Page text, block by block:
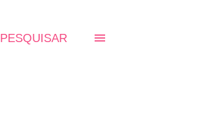
PESQUISAR